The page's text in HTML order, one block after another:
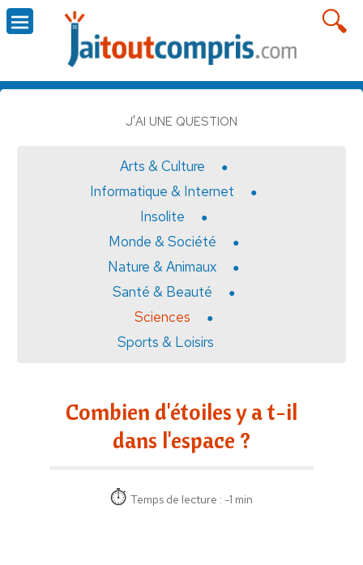
J'AI UNE QUESTION
Arts & Culture
Informatique & Internet
Insolite
Monde & Société
Nature & Animaux
Santé & Beauté
Sciences
Sports & Loisirs
Combien d'étoiles y a t-il
dans l'espace ?
Temps de lecture : -1 min